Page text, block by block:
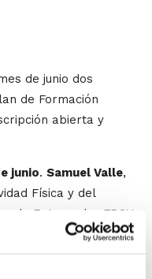
de junio dos
de Formación
abierta y
junio. Samuel Valle,
Física y del
de Entrenador FBCV,
para el diseño de